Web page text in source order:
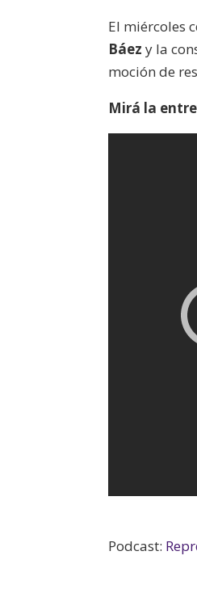
El miércoles
Báez y la
moción de
Mirá la
Podcast: